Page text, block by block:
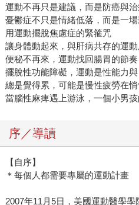
運動不再只是建議，而是防癌與
憂鬱症不只是情緒低落，而是一
用運動擺脫焦慮症的緊箍咒
讓身體動起來，與肝病共存的運
便秘不再來，運動找回腸胃的節奏
擺脫性功能障礙，運動是性能力
總是覺得累，可能是慢性疲勞在
當腦性麻痺遇上游泳，一個小男
序／導讀
【自序】
＊每個人都需要專屬的運動計畫
2007年11月5日，美國運動醫學